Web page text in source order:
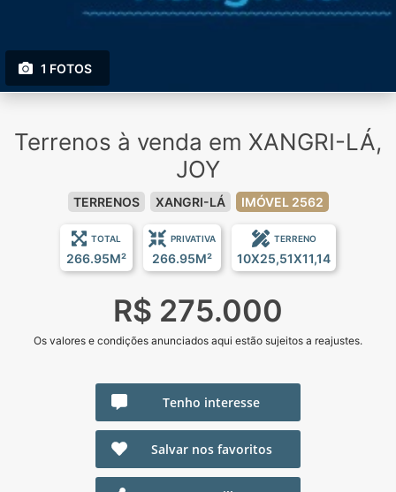
1 FOTOS
Terrenos à venda em XANGRI-LÁ,
JOY
TERRENOS XANGRI-LÁ IMÓVEL 2562
TOTAL
266.95M²
PRIVATIVA
266.95M²
TERRENO
10X25,51X11,14
R$ 275.000
Os valores e condições anunciados aqui estão sujeitos a reajustes.
Tenho interesse
Salvar nos favoritos